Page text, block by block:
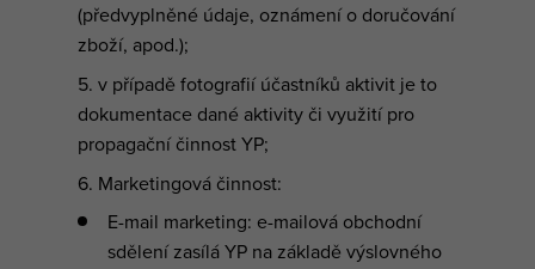
(předvyplněné údaje, oznámení o doručování
zboží, apod.);
v případě fotografií účastníků aktivit je to
dokumentace dané aktivity či využití pro
propagační činnost YP;
Marketingová činnost:
E-mail marketing: e-mailová obchodní
sdělení zasílá YP na základě výslovného